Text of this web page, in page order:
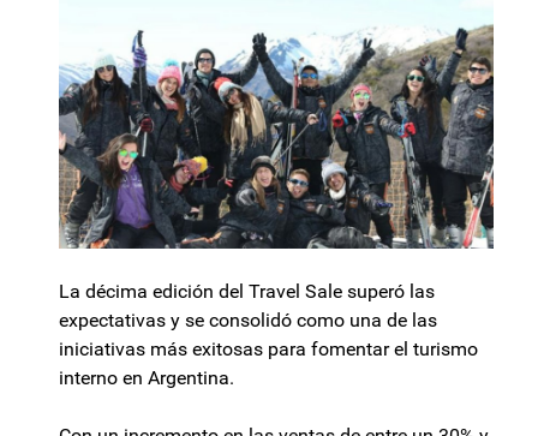
La décima edición del Travel Sale superó las
expectativas y se consolidó como una de las
iniciativas más exitosas para fomentar el turismo
interno en Argentina.